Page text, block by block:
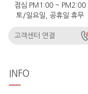
점심 PM1:00 ~ PM2:00
토/일요일, 공휴일 휴무
고객센터 연결
INFO